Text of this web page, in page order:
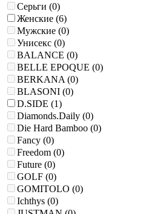
Серьги (0)
Женские (6)
Мужские (0)
Унисекс (0)
BALANCE (0)
BELLE EPOQUE (0)
BERKANA (0)
BLASONI (0)
D.SIDE (1)
Diamonds.Daily (0)
Die Hard Bamboo (0)
Fancy (0)
Freedom (0)
Future (0)
GOLF (0)
GOMITOLO (0)
Ichthys (0)